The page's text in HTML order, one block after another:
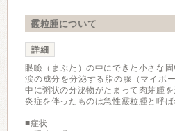
霰粒腫について
詳細
眼瞼（まぶた）の中にできた小さな固
涙の成分を分泌する脂の腺（マイボ
中に粥状の分泌物がたまって肉芽腫を
炎症を伴ったものは急性霰粒腫と呼ば
■症状